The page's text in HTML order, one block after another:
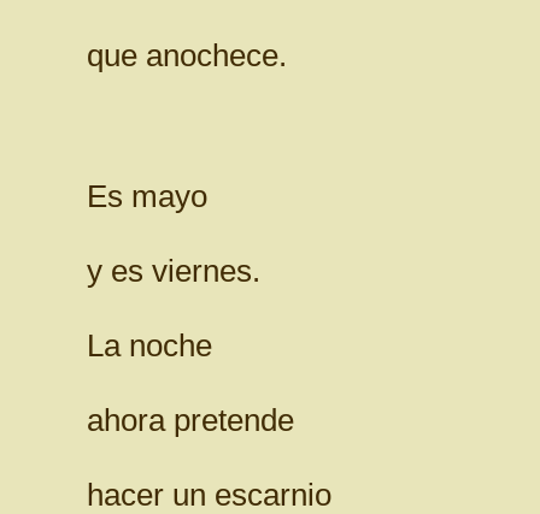
que anochece.
Es mayo
y es viernes.
La noche
ahora pretende
hacer un escarnio